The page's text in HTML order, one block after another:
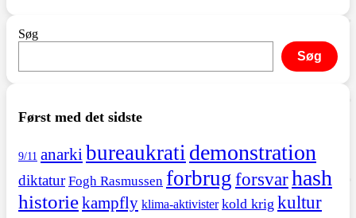
Søg
Søg
Først med det sidste
9/11 anarki bureaukrati demonstration
diktatur Fogh Rasmussen forbrugforsvarhash
historiekampfly klima-aktivister kold krig kultur